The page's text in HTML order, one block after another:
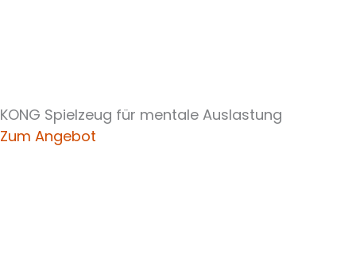
KONG Spielzeug für mentale Auslastung
Zum Angebot